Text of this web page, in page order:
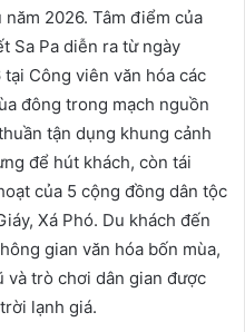
2026. Tâm điểm của
Sa Pa diễn ra từ ngày
Công viên văn hóa các
đông trong mạch nguồn
tận dụng khung cảnh
để hút khách, còn tái
của 5 cộng đồng dân tộc
Xá Phó. Du khách đến
gian văn hóa bốn mùa,
và trò chơi dân gian được
lạnh giá.